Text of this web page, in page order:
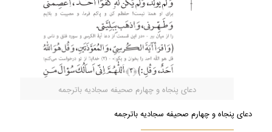
دعای پنجاه و چهارم صحیفه سجادیه باترجمه
دعای پنجاه و چهارم صحیفه سجادیه باترجمه